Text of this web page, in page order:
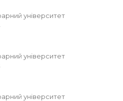
університет
університет
університет